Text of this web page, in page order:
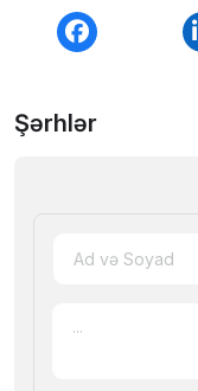
Şərhlər